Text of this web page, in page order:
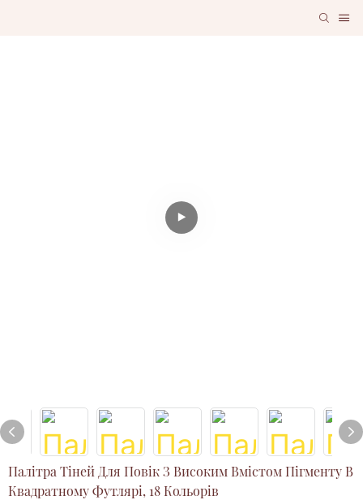
Палітра Тіней Для Повік З Високим Вмістом Пігменту В
Квадратному Футлярі, 18 Кольорів